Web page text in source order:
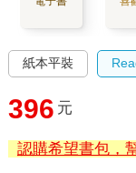
紙本平裝
396 元
認購希望書包，